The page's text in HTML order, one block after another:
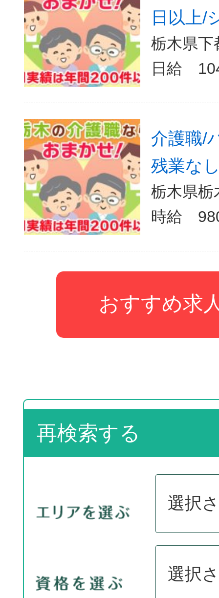
日以上/
栃木県下
日給
介護職/
残業な
栃木県栃
おすすめ求
再検索する
選択
選択